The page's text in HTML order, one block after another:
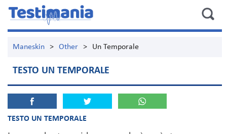
Maneskin > Other > Un Temporale
TESTO UN TEMPORALE
TESTO UN TEMPORALE